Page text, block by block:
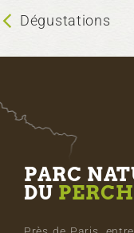
Dégustations
PARC
DU